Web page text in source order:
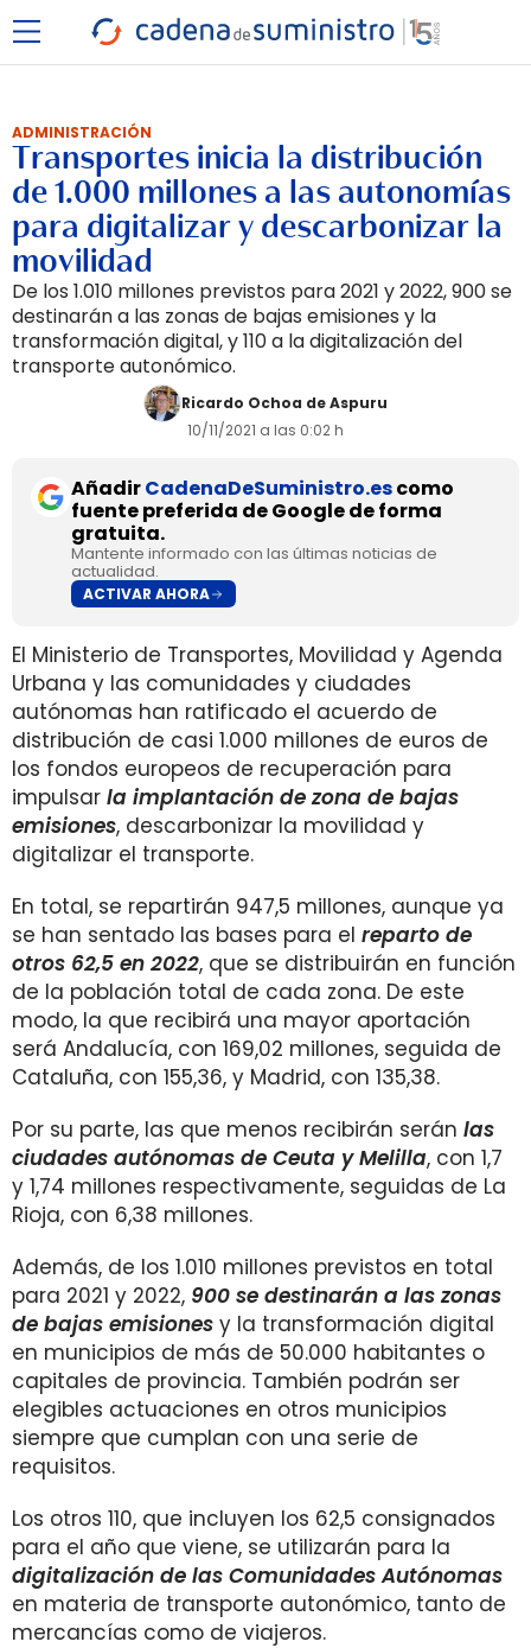
ADMINISTRACIÓN
Transportes inicia la distribución
de 1.000 millones a las autonomías
para digitalizar y descarbonizar la
movilidad
De los 1.010 millones previstos para 2021 y 2022, 900 se
destinarán a las zonas de bajas emisiones y la
transformación digital, y 110 a la digitalización del
transporte autonómico.
Ricardo Ochoa de Aspuru
10/11/2021 a las 0:02 h
AñadirCadenaDeSuministro.escomo
fuente preferida de Google de forma
gratuita.
Mantente informado con las últimas noticias de
actualidad.
ACTIVAR AHORA
El Ministerio de Transportes, Movilidad y Agenda
Urbana y las comunidades y ciudades
autónomas han ratificado el acuerdo de
distribución de casi 1.000 millones de euros de
los fondos europeos de recuperación para
impulsar la implantación de zona de bajas
emisiones, descarbonizar la movilidad y
digitalizar el transporte.
En total, se repartirán 947,5 millones, aunque ya
se han sentado las bases para el reparto de
otros 62,5 en 2022, que se distribuirán en función
de la población total de cada zona. De este
modo, la que recibirá una mayor aportación
será Andalucía, con 169,02 millones, seguida de
Cataluña, con 155,36, y Madrid, con 135,38.
Por su parte, las que menos recibirán serán las
ciudades autónomas de Ceuta y Melilla, con 1,7
y 1,74 millones respectivamente, seguidas de La
Rioja, con 6,38 millones.
Además, de los 1.010 millones previstos en total
para 2021 y 2022, 900 se destinarán a las zonas
de bajas emisiones y la transformación digital
en municipios de más de 50.000 habitantes o
capitales de provincia. También podrán ser
elegibles actuaciones en otros municipios
siempre que cumplan con una serie de
requisitos.
Los otros 110, que incluyen los 62,5 consignados
para el año que viene, se utilizarán para la
digitalización de las Comunidades Autónomas
en materia de transporte autonómico, tanto de
mercancías como de viajeros.